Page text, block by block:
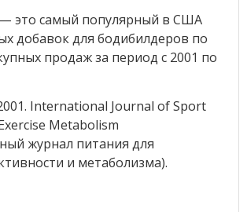
— это самый популярный в США
добавок для бодибилдеров по
продаж за период с 2001 по
International Journal of Sport
Metabolism
журнал питания для
и метаболизма).